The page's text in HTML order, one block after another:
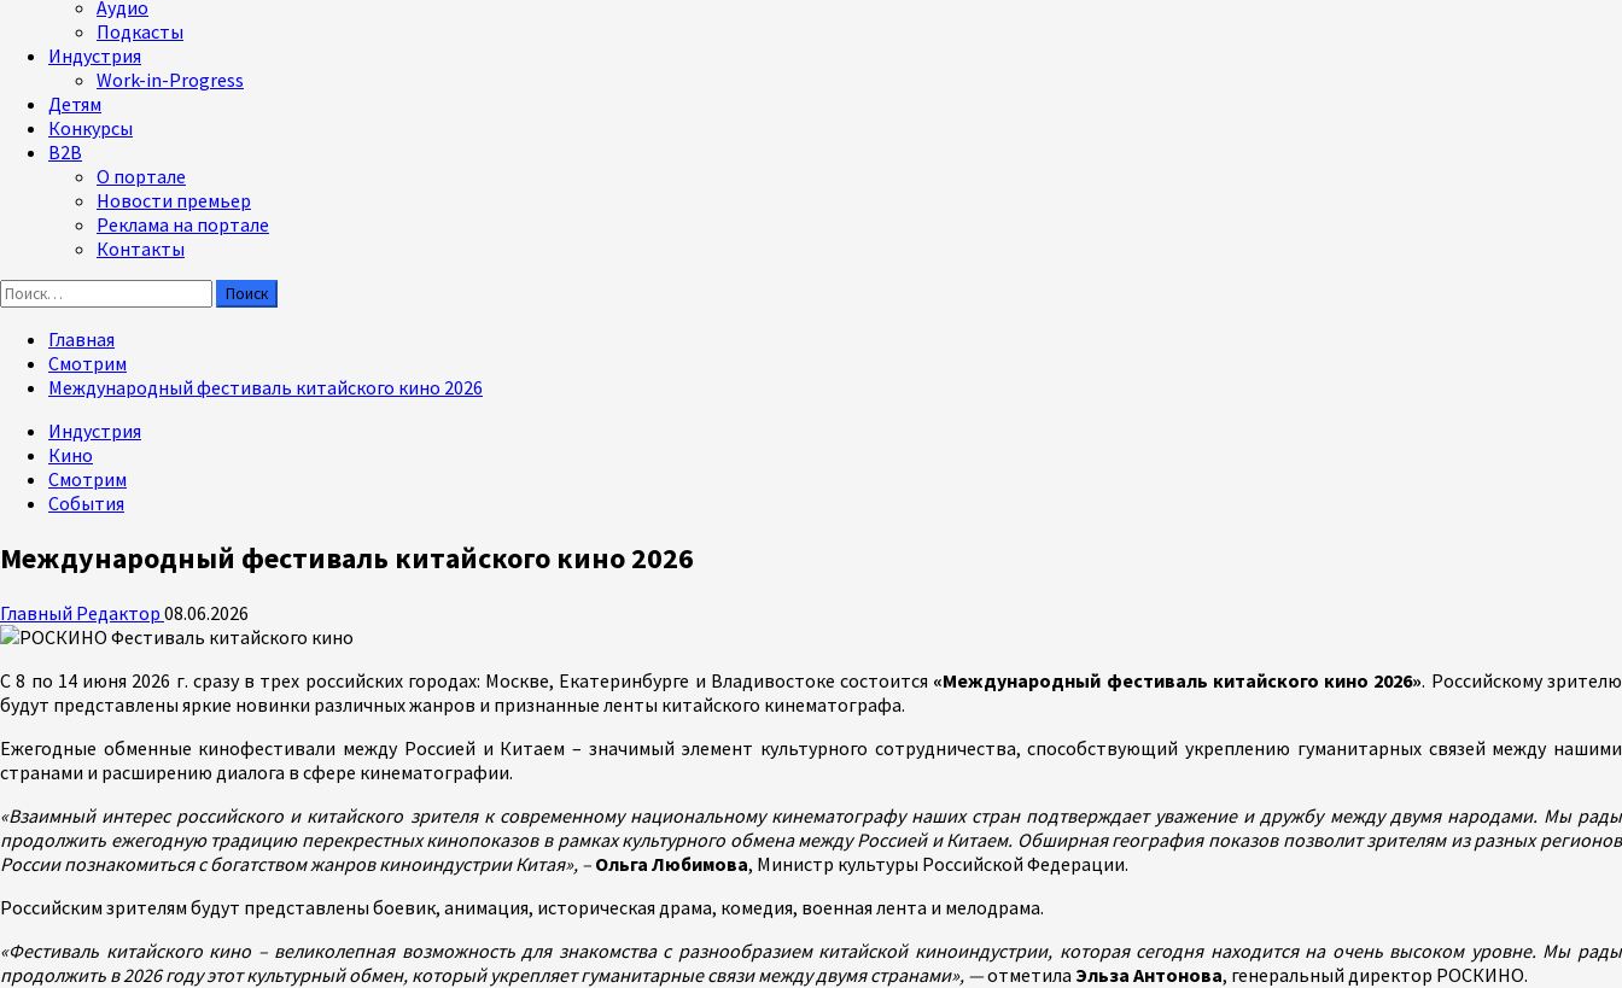
Аудио
Подкасты
Индустрия
Work-in-Progress
Детям
Конкурсы
B2B
О портале
Новости премьер
Реклама на портале
Контакты
Найти:
Главная
Смотрим
Международный фестиваль китайского кино 2026
Индустрия
Кино
Смотрим
События
Международный фестиваль китайского кино 2026
Главный Редактор 08.06.2026
С 8 по 14 июня 2026 г. сразу в трех российских городах: Москве, Екатеринбурге и Владивостоке состоится «Международный фестиваль китайского кино 2026». Российскому зрителю
будут представлены яркие новинки различных жанров и признанные ленты китайского кинематографа.
Ежегодные обменные кинофестивали между Россией и Китаем – значимый элемент культурного сотрудничества, способствующий укреплению гуманитарных связей между нашими
странами и расширению диалога в сфере кинематографии.
«Взаимный интерес российского и китайского зрителя к современному национальному кинематографу наших стран подтверждает уважение и дружбу между двумя народами. Мы рады
продолжить ежегодную традицию перекрестных кинопоказов в рамках культурного обмена между Россией и Китаем. Обширная география показов позволит зрителям из разных регионов
России познакомиться с богатством жанров киноиндустрии Китая», – Ольга Любимова, Министр культуры Российской Федерации.
Российским зрителям будут представлены боевик, анимация, историческая драма, комедия, военная лента и мелодрама.
«Фестиваль китайского кино – великолепная возможность для знакомства с разнообразием китайской киноиндустрии, которая сегодня находится на очень высоком уровне. Мы рады
продолжить в 2026 году этот культурный обмен, который укрепляет гуманитарные связи между двумя странами», —отметила Эльза Антонова, генеральный директор РОСКИНО.